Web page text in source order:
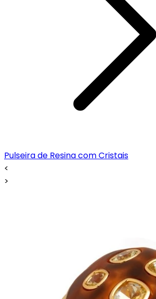
Pulseira de Resina com Cristais
<
>